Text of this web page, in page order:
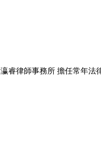
瀛睿律師事務所 擔任常年法